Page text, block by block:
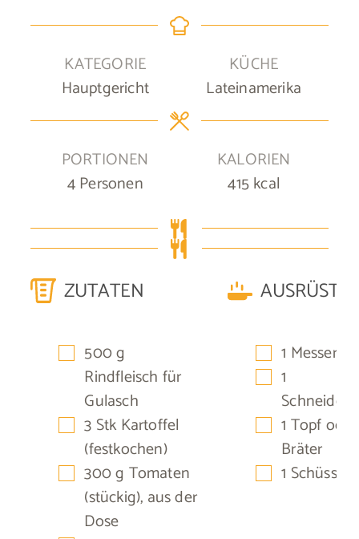
KATEGORIE
Hauptgericht
KÜCHE
Lateinamerika
PORTIONEN
4 Personen
KALORIEN
415kcal
ZUTATEN
▢
500g
Rindfleisch für
Gulasch
▢
3 Stk Kartoffel
(festkochen)
▢
300g Tomaten
(stückig), aus der
Dose
▢
1 Messer
▢
1
▢
1 Topfoder
Bräter
▢
1 Schüssel